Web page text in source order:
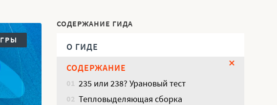
СОДЕРЖАНИЕ ГИДА
О ГИДЕ
СОДЕРЖАНИЕ
01 235 или 238? Урановый тест
02 Тепловыделяющая сборка